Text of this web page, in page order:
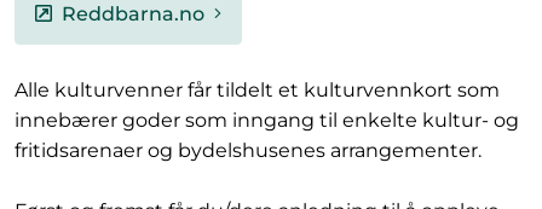
Reddbarna.no
Alle kulturvenner får tildelt et kulturvennkort som
innebærer goder som inngang til enkelte kultur- og
fritidsarenaer og bydelshusenes arrangementer.